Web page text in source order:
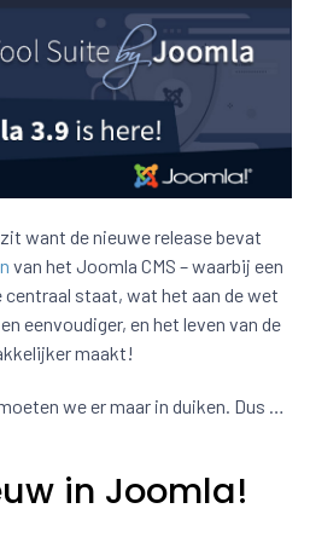
want de nieuwe release bevat
van het Joomla CMS – waarbij een
staat, wat het aan de wet
eenvoudiger, en het leven van de
maakt!
we er maar in duiken. Dus …
in Joomla!